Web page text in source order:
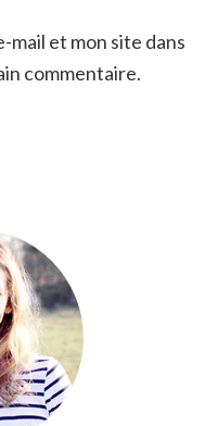
mail et mon site dans
commentaire.